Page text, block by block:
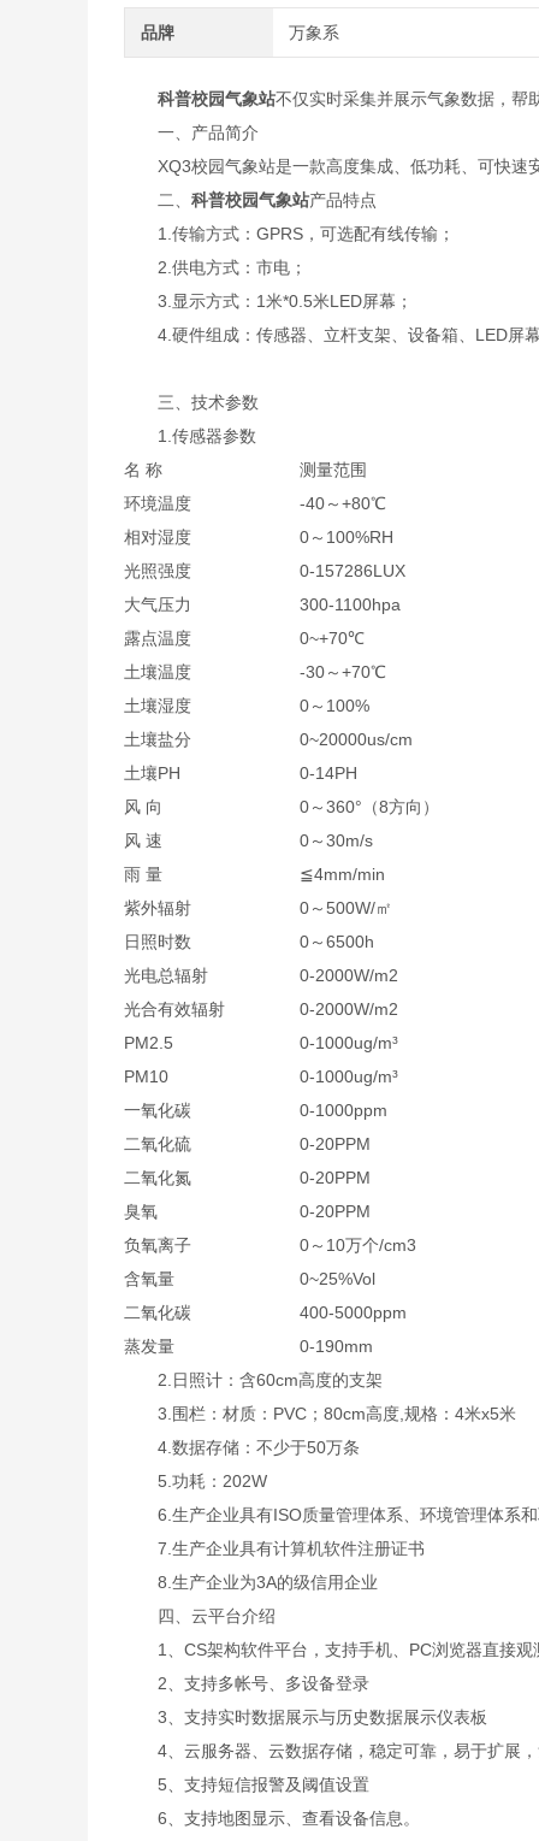
品牌 万象系
科普校园气象站不仅实时采集并展示气象数据，帮
一、产品简介
XQ3校园气象站是一款高度集成、低功耗、可快速
二、 科普校园气象站产品特点
1.传输方式：GPRS，可选配有线传输；
2.供电方式：市电；
3.显示方式：1米*0.5米LED屏幕；
4.硬件组成：传感器、立杆支架、设备箱、LED屏
三、技术参数
1.传感器参数
名 称
测量范围
环境温度
-40～+80℃
相对湿度
0～100%RH
光照强度
0-157286LUX
大气压力
300-1100hpa
露点温度
0~+70℃
土壤温度
-30～+70℃
土壤湿度
0～100%
土壤盐分
0~20000us/cm
土壤PH
0-14PH
风 向
0～360°（8方向）
风 速
0～30m/s
雨 量
≦4mm/min
紫外辐射
0～500W/㎡
日照时数
0～6500h
光电总辐射
0-2000W/m2
光合有效辐射
0-2000W/m2
PM2.5
0-1000ug/m³
PM10
0-1000ug/m³
一氧化碳
0-1000ppm
二氧化硫
0-20PPM
二氧化氮
0-20PPM
臭氧
0-20PPM
负氧离子
0～10万个/cm3
含氧量
0~25%Vol
二氧化碳
400-5000ppm
蒸发量
0-190mm
2.日照计：含60cm高度的支架
3.围栏：材质：PVC；80cm高度,规格：4米x5米
4.数据存储：不少于50万条
5.功耗：202W
6.生产企业具有ISO质量管理体系、环境管理体系和
7.生产企业具有计算机软件注册证书
8.生产企业为3A的级信用企业
四、云平台介绍
1、CS架构软件平台，支持手机、PC浏览器直接观
2、支持多帐号、多设备登录
3、支持实时数据展示与历史数据展示仪表板
4、云服务器、云数据存储，稳定可靠，易于扩展，
5、支持短信报警及阈值设置
6、支持地图显示、查看设备信息。